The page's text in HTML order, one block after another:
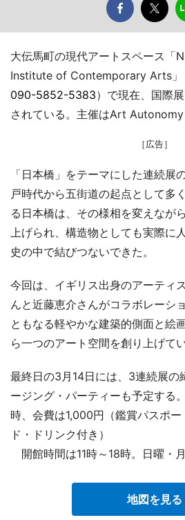
大伝馬町の現代アートスペース「
Institute of Contemporary Arts
090-5852-5383）で現在、国際
されている。主催はArt
［広告］
「日本橋」をテーマにした連続展
戸時代から五街道の起点として多
る日本橋は、その様相を変えなが
上げられ、構造物としても実際に
史の中で結びつないできた。
今回は、イギリス出身のアーティ
んと近藤恵介さんがコラボレーシ
ともなる軽やかな建築的側面と絵
ら一つのアート空間を創り上げてい
最終日の3月14日には、3連続展の
ージング・パーティーも予定する
時、会費は1,000円（鑑賞パスポ
ド・ドリンク付き）
開館時間は11時～18時。日曜・
地図を見る